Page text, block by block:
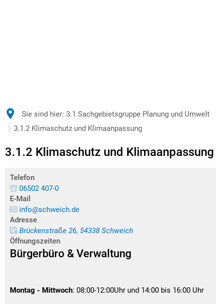
Sie sind hier: 3.1 Sachgebietsgruppe Planung und Umwelt
3.1.2 Klimaschutz und Klimaanpassung
3.1.2 Klimaschutz und Klimaanpassung
Telefon
06502 407-0
E-Mail
info@schweich.de
Adresse
Brückenstraße 26, 54338 Schweich
Öffnungszeiten
Bürgerbüro & Verwaltung
Montag - Mittwoch: 08:00-12:00Uhr und 14:00 bis 16:00 Uhr